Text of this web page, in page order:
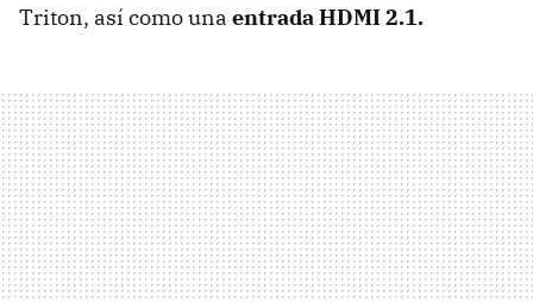
Triton, así como una entrada HDMI 2.1.